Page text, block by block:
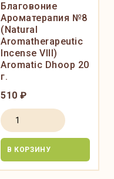
Благовоние
Ароматерапия №8
(Natural
Aromatherapeutic
Incense VIII)
Aromatic Dhoop 20
г.
510 ₽
В КОРЗИНУ